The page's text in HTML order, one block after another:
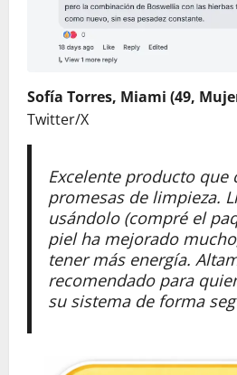
Sofía Torres, Miami (49,
Twitter/X
Excelente producto que
promesas de limpieza.
usándolo (compré el
piel ha mejorado
tener más energía.
recomendado para
su sistema de forma